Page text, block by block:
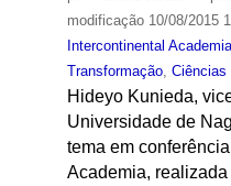
modificação10/08/2015
Intercontinental Academia
Transformação, Ciências
Hideyo Kunieda,
Universidade de
tema em
Academia,